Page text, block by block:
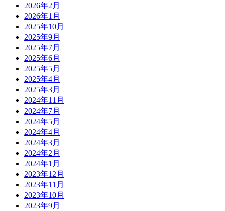
2026年2月
2026年1月
2025年10月
2025年9月
2025年7月
2025年6月
2025年5月
2025年4月
2025年3月
2024年11月
2024年7月
2024年5月
2024年4月
2024年3月
2024年2月
2024年1月
2023年12月
2023年11月
2023年10月
2023年9月